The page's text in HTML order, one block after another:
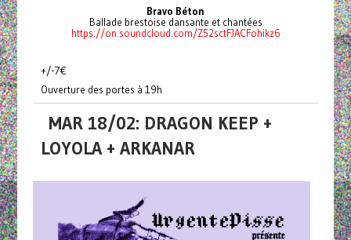
Bravo Béton
Ballade brestoise dansante et chantées
https://on.soundcloud.com/Z52sctFJACFohikz6
+/-7€
Ouverture des portes à 19h
MAR 18/02: DRAGON KEEP +
LOYOLA + ARKANAR